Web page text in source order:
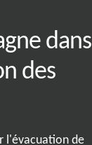
dans
des
l'évacuation de